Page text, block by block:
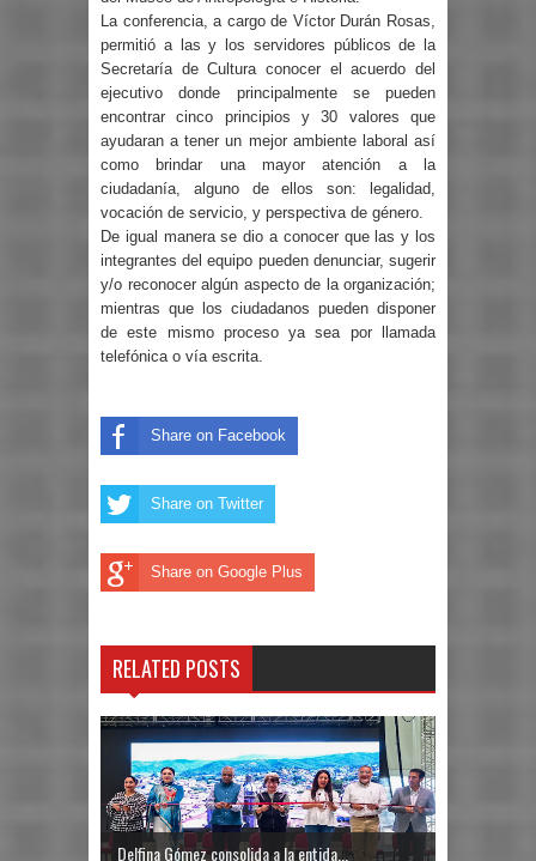
La conferencia, a cargo de Víctor Durán Rosas,
permitió a las y los servidores públicos de la
Secretaría de Cultura conocer el acuerdo del
ejecutivo donde principalmente se pueden
encontrar cinco principios y 30 valores que
ayudaran a tener un mejor ambiente laboral así
como brindar una mayor atención a la
ciudadanía, alguno de ellos son: legalidad,
vocación de servicio, y perspectiva de género.
De igual manera se dio a conocer que las y los
integrantes del equipo pueden denunciar, sugerir
y/o reconocer algún aspecto de la organización;
mientras que los ciudadanos pueden disponer
de este mismo proceso ya sea por llamada
telefónica o vía escrita.
Share on Facebook
Share on Twitter
Share on Google Plus
RELATED POSTS
Delfina Gómez consolida a la entida...